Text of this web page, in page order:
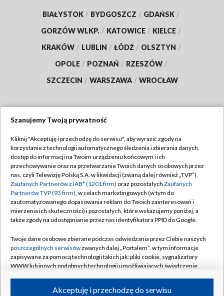
BIAŁYSTOK / BYDGOSZCZ / GDAŃSK /
GORZÓW WLKP. / KATOWICE / KIELCE /
KRAKÓW / LUBLIN / ŁÓDŹ / OLSZTYN /
OPOLE / POZNAŃ / RZESZÓW /
SZCZECIN / WARSZAWA / WROCŁAW
TVP
Abonament TVP
Emisja w TVP
Centrum informacji TVP
Naziemna Telewizja Cyfrowa
Rada Programowa
System NOS
Informacje o nadawcy
Regulamin TVP
Polityka prywatności
Moje zgody
Pomoc
Kontakt
Kanały
Szanujemy Twoją prywatność
Kliknij "Akceptuję i przechodzę do serwisu", aby wyrazić zgody na
korzystanie z technologii automatycznego śledzenia i zbierania danych,
dostęp do informacji na Twoim urządzeniu końcowym i ich
przechowywanie oraz na przetwarzanie Twoich danych osobowych przez
nas, czyli Telewizję Polską S.A. w likwidacji (zwaną dalej również „TVP”),
Zaufanych Partnerów z IAB* (1201 firm) oraz pozostałych Zaufanych
Partnerów TVP (93 firm), w celach marketingowych (w tym do
zautomatyzowanego dopasowania reklam do Twoich zainteresowań i
mierzenia ich skuteczności) i pozostałych, które wskazujemy poniżej, a
także zgody na udostępnianie przez nas identyfikatora PPID do Google.
Twoje dane osobowe zbierane podczas odwiedzania przez Ciebie naszych
poszczególnych serwisówzwanych dalej „Portalem”, w tym informacje
zapisywane za pomocą technologii takich jak: pliki cookie, sygnalizatory
WWW lub innych podobnych technologii umożliwiających świadczenie
ruchu w Internecie.Akceptuję i przechodzę do serwisu